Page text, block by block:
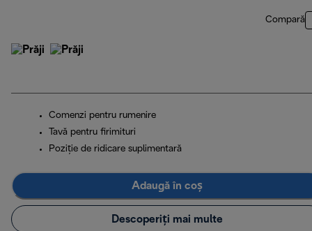
Compară
Comenzi pentru rumenire
Tavă pentru firimituri
Poziţie de ridicare suplimentară
Adaugă în coș
Descoperiți mai multe